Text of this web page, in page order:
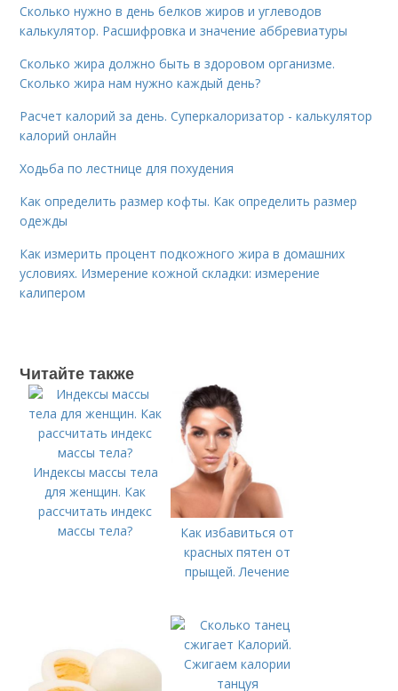
Сколько нужно в день белков жиров и углеводов
калькулятор. Расшифровка и значение аббревиатуры
Сколько жира должно быть в здоровом организме.
Сколько жира нам нужно каждый день?
Расчет калорий за день. Суперкалоризатор - калькулятор
калорий онлайн
Ходьба по лестнице для похудения
Как определить размер кофты. Как определить размер
одежды
Как измерить процент подкожного жира в домашних
условиях. Измерение кожной складки: измерение
калипером
Читайте также
Индексы массы тела
для женщин. Как
рассчитать индекс
массы тела?
Как избавиться от
красных пятен от
прыщей. Лечение